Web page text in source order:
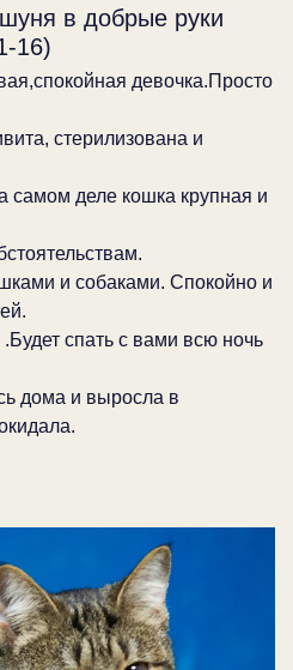
в добрые руки
16)
девочка.Просто
стерилизована и
самом деле кошка крупная и
и собаками. Спокойно и
спать с вами всю ночь
дома и выросла в